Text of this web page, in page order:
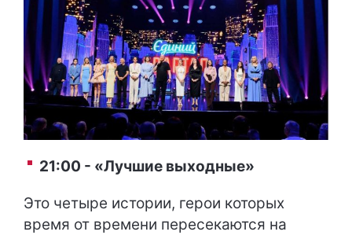
21:00 - «Лучшие выходные»
Это четыре истории, герои которых
время от времени пересекаются на